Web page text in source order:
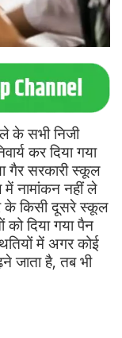
के सभी निजी
कर दिया गया
गैर सरकारी स्कूल
नामांकन नहीं ले
के किसी दूसरे स्कूल
को दिया गया पैन
में अगर कोई
जाता है, तब भी